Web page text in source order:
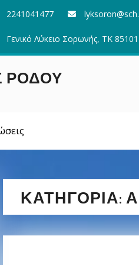
2241041477
Γενικό Λύκειο Σορωνής, ΤΚ
ΡΟΔΟΥ
ΚΑΤΗΓΟΡΊΑ: